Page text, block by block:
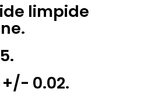
limpide
+/- 0.02.